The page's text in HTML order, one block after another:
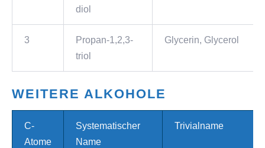
diol
3
Propan-1,2,3-
triol
Glycerin, Glycerol
WEITERE ALKOHOLE
C-
Atome
Systematischer
Name
Trivialname